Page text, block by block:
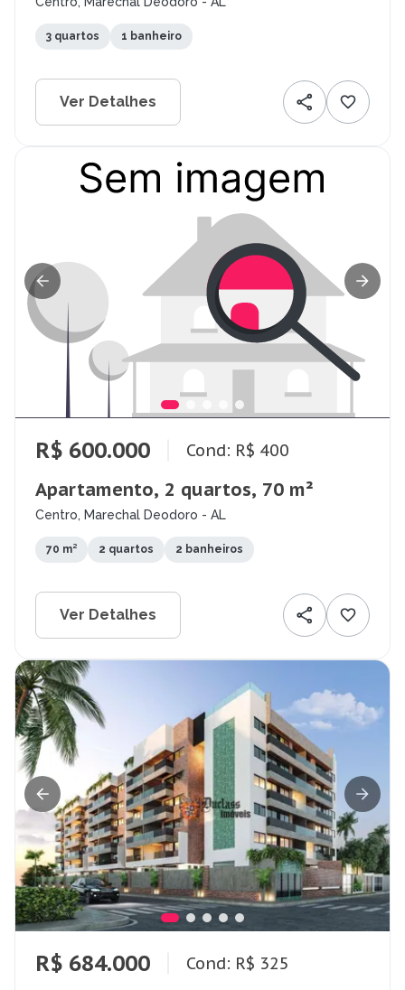
3 quartos 1 banheiro
Ver Detalhes
R$ 600.000 Cond: R$ 400
Apartamento, 2 quartos, 70 m²
Centro, Marechal Deodoro - AL
70 m² 2 quartos 2 banheiros
Ver Detalhes
R$ 684.000 Cond: R$ 325